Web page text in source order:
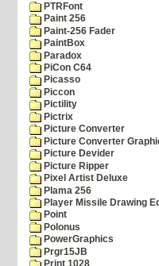
PTRFont
Paint 256
Paint-256 Fader
PaintBox
Paradox
PiCon C64
Picasso
Piccon
Pictility
Pictrix
Picture Converter
Picture Converter
Picture Devider
Picture Ripper
Pixel Artist Deluxe
Plama 256
Player Missile Drawing
Point
Polonus
PowerGraphics
Prgr15JB
Print 1028